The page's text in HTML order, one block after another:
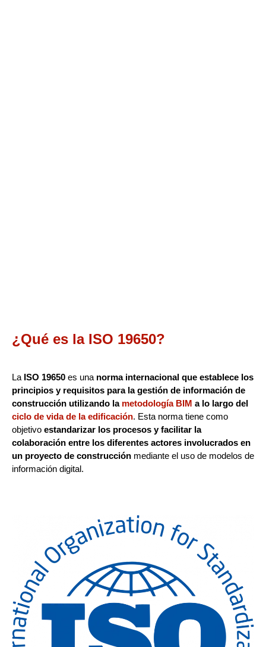
¿Qué es la ISO 19650?
La ISO 19650 es una norma internacional que establece los
principios y requisitos para la gestión de información de
construcción utilizando la metodología BIM a lo largo del
ciclo de vida de la edificación. Esta norma tiene como
objetivo estandarizar los procesos y facilitar la
colaboración entre los diferentes actores involucrados en
un proyecto de construcción mediante el uso de modelos de
información digital.